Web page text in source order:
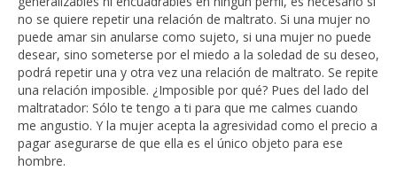
no se quiere repetir una relación de maltrato. Si una mujer no
puede amar sin anularse como sujeto, si una mujer no puede
desear, sino someterse por el miedo a la soledad de su deseo,
podrá repetir una y otra vez una relación de maltrato. Se repite
una relación imposible. ¿Imposible por qué? Pues del lado del
maltratador: Sólo te tengo a ti para que me calmes cuando
me angustio. Y la mujer acepta la agresividad como el precio a
pagar asegurarse de que ella es el único objeto para ese
hombre.